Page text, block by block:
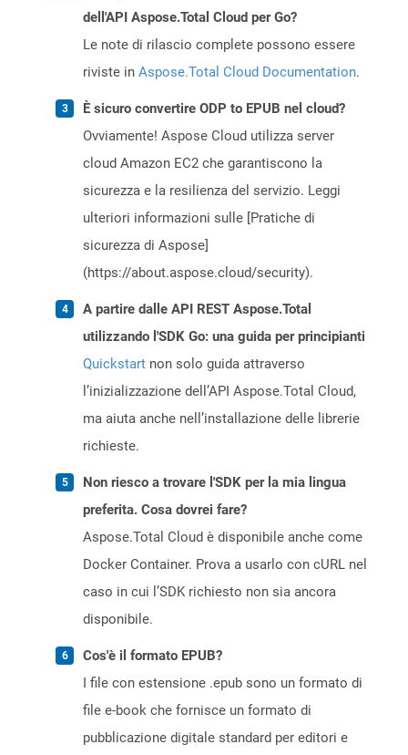
dell'API Aspose.Total Cloud per Go?
Le note di rilascio complete possono essere
riviste in Aspose.Total Cloud Documentation.
È sicuro convertire ODP to EPUB nel cloud?
Ovviamente! Aspose Cloud utilizza server
cloud Amazon EC2 che garantiscono la
sicurezza e la resilienza del servizio. Leggi
ulteriori informazioni sulle [Pratiche di
sicurezza di Aspose]
(https://about.aspose.cloud/security).
A partire dalle API REST Aspose.Total
utilizzando l'SDK Go: una guida per principianti
Quickstart non solo guida attraverso
l’inizializzazione dell’API Aspose.Total Cloud,
ma aiuta anche nell’installazione delle librerie
richieste.
Non riesco a trovare l'SDK per la mia lingua
preferita. Cosa dovrei fare?
Aspose.Total Cloud è disponibile anche come
Docker Container. Prova a usarlo con cURL nel
caso in cui l’SDK richiesto non sia ancora
disponibile.
Cos'è il formato EPUB?
I file con estensione .epub sono un formato di
file e-book che fornisce un formato di
pubblicazione digitale standard per editori e